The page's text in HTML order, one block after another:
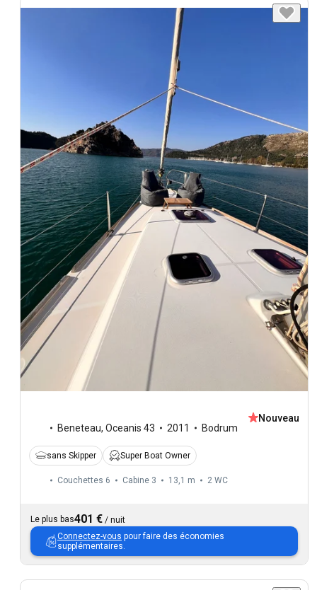
Beneteau, Oceanis 43 2011 Bodrum
Nouveau
sans Skipper Super Boat Owner
Couchettes 6 Cabine 3 13,1 m 2 WC
Le plus bas401 € / nuit
Connectez-vous pour faire des économies
supplémentaires.